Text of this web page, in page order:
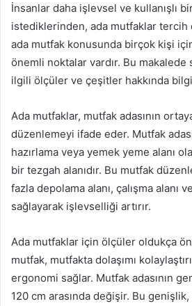
İnsanlar daha işlevsel ve kullanışlı
istediklerinden, ada mutfaklar tercih
ada mutfak konusunda birçok kişi
önemli noktalar vardır. Bu makalede
ilgili ölçüler ve çeşitler hakkında
Ada mutfaklar, mutfak adasının
düzenlemeyi ifade eder. Mutfak
hazırlama veya yemek yeme alanı
bir tezgah alanıdır. Bu mutfak
fazla depolama alanı, çalışma alanı
sağlayarak işlevselliği artırır.
Ada mutfaklar için ölçüler oldukça
mutfak, mutfakta dolaşımı
ergonomi sağlar. Mutfak adasının
120 cm arasında değişir. Bu genişlik,